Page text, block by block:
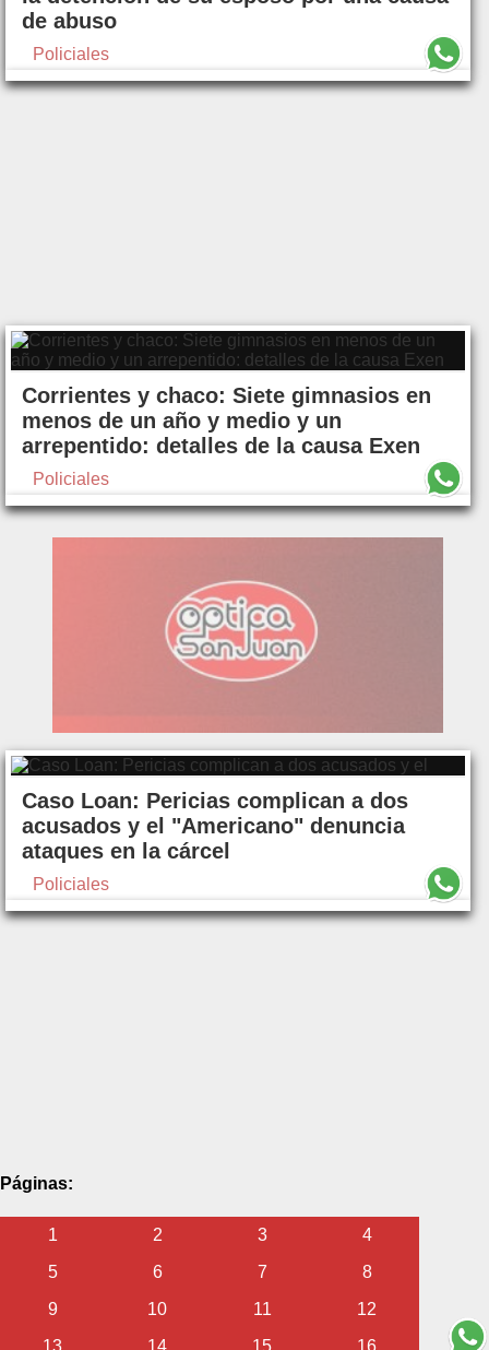
de abuso
Policiales
Corrientes y chaco: Siete gimnasios en
menos de un año y medio y un
arrepentido: detalles de la causa Exen
Policiales
Caso Loan: Pericias complican a dos
acusados y el "Americano" denuncia
ataques en la cárcel
Policiales
Páginas:
1 2 3
4
5
6 7
8
9
10 11
12
13
14 15 16